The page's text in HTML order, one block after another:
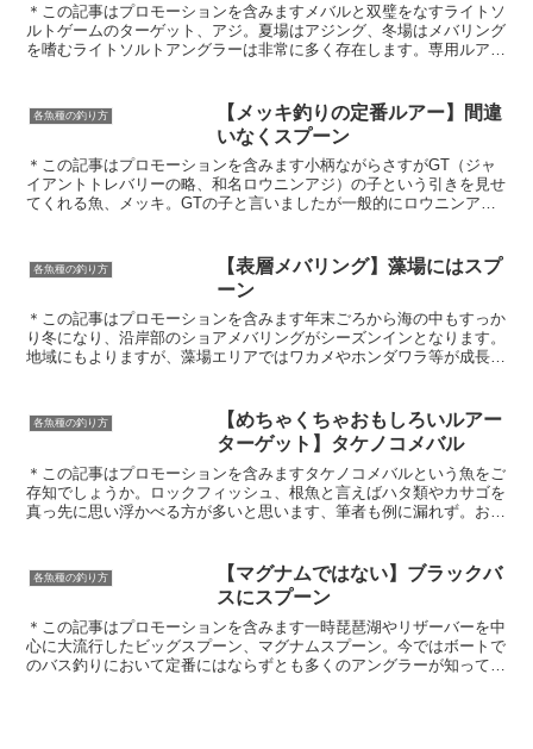
＊この記事はプロモーションを含みますメバルと双璧をなすライトソ
ルトゲームのターゲット、アジ。夏場はアジング、冬場はメバリング
を嗜むライトソルトアングラーは非常に多く存在します。専用ルアー
各魚種の釣り方
【メッキ釣りの定番ルアー】間違
いなくスプーン
＊この記事はプロモーションを含みます小柄ながらさすがGT（ジャ
イアントトレバリーの略、和名ロウニンアジ）の子という引きを見せ
てくれる魚、メッキ。GTの子と言いましたが一般的にロウニンア
各魚種の釣り方
【表層メバリング】藻場にはスプ
ーン
＊この記事はプロモーションを含みます年末ごろから海の中もすっか
り冬になり、沿岸部のショアメバリングがシーズンインとなります。
地域にもよりますが、藻場エリアではワカメやホンダワラ等が成長し
各魚種の釣り方
【めちゃくちゃおもしろいルアー
ターゲット】タケノコメバル
＊この記事はプロモーションを含みますタケノコメバルという魚をご
存知でしょうか。ロックフィッシュ、根魚と言えばハタ類やカサゴを
真っ先に思い浮かべる方が多いと思います、筆者も例に漏れず。おそ
各魚種の釣り方
【マグナムではない】ブラックバ
スにスプーン
＊この記事はプロモーションを含みます一時琵琶湖やリザーバーを中
心に大流行したビッグスプーン、マグナムスプーン。今ではボートで
のバス釣りにおいて定番にはならずとも多くのアングラーが知ってい